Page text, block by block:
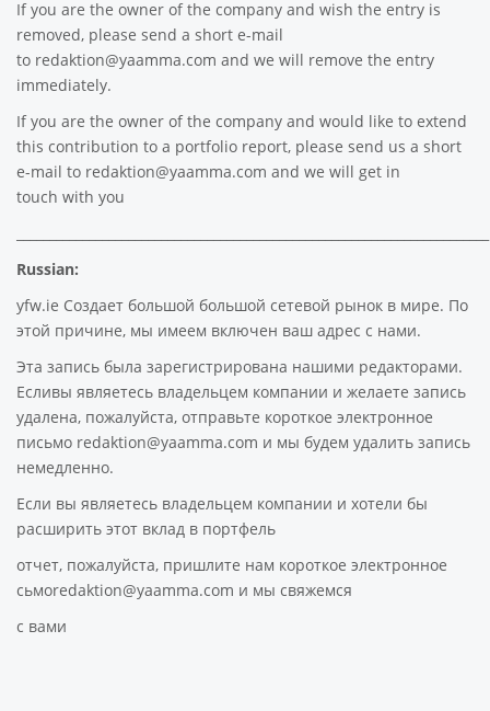
If you are the owner of the company and wish the entry is
removed, please send a short e-mail
to redaktion@yaamma.com and we will remove the entry
immediately.
If you are the owner of the company and would like to extend
this contribution to a portfolio report, please send us a short
e-mail to redaktion@yaamma.com and we will get in
touch with you
Russian:
yfw.ie Создает большой большой сетевой рынок в мире. По
этой причине, мы имеем включен ваш адрес с нами.
Эта запись была зарегистрирована нашими редакторами.
Есливы являетесь владельцем компании и желаете запись
удалена, пожалуйста, отправьте короткое электронное
письмо redaktion@yaamma.com и мы будем удалить запись
немедленно.
Если вы являетесь владельцем компании и хотели бы
расширить этот вклад в портфель
отчет, пожалуйста, пришлите нам короткое электронное
сьмоredaktion@yaamma.com и мы свяжемся
с вами